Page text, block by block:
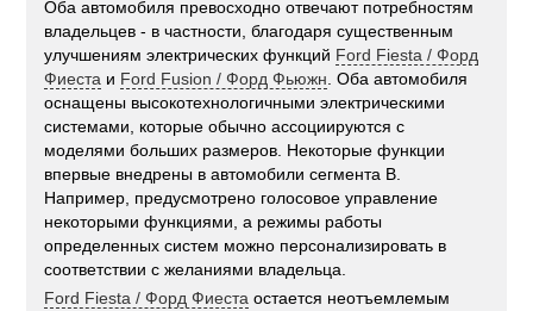
Оба автомобиля превосходно отвечают потребностям
владельцев - в частности, благодаря существенным
улучшениям электрических функций Ford Fiesta / Форд
Фиеста и Ford Fusion / Форд Фьюжн . Оба автомобиля
оснащены высокотехнологичными электрическими
системами, которые обычно ассоциируются с
моделями больших размеров. Некоторые функции
впервые внедрены в автомобили сегмента В.
Например, предусмотрено голосовое управление
некоторыми функциями, а режимы работы
определенных систем можно персонализировать в
соответствии с желаниями владельца.
Ford Fiesta / Форд Фиеста остается неотъемлемым